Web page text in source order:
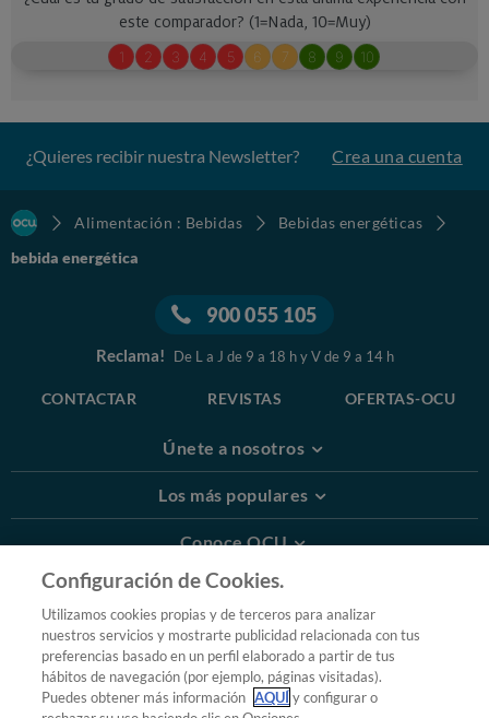
¿Quieres recibir nuestra Newsletter? Crea una cuenta
Alimentación : Bebidas
Bebidas energéticas
bebida energética
900 055 105
Reclama! De L a J de 9 a 18 h y V de 9 a 14 h
CONTACTAR REVISTAS OFERTAS-OCU
Únete a nosotros
Los más populares
Conoce OCU
Más Información
© 2026 OCU
Condiciones generales de contratación de OCU
Política de privacidad
Configuración de Cookies.
Utilizamos cookies propias y de terceros para analizar
nuestros servicios y mostrarte publicidad relacionada con tus
preferencias basado en un perfil elaborado a partir de tus
hábitos de navegación (por ejemplo, páginas visitadas).
Puedes obtener más información AQUÍy configurar o